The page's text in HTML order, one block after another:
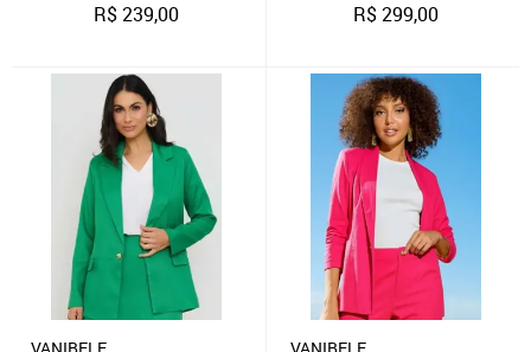
R$239,00 R$299,00